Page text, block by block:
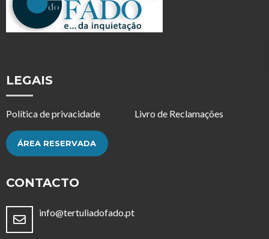
LEGAIS
Política de privacidade Livro de Reclamações
ÁREA RESERVADA
CONTACTO
info@tertuliadofado.pt